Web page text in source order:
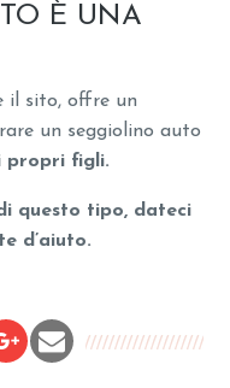
È UNA
il sito, offre un
un seggiolino auto
propri figli.
questo tipo, dateci
d’aiuto.